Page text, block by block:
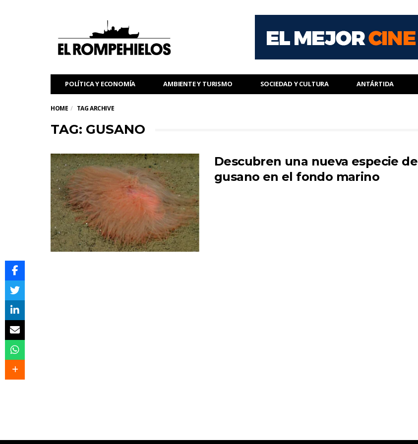
POLÍTICA Y ECONOMÍA AMBIENTE Y TURISMO SOCIEDAD Y CULTURA ANTÁRTIDA
HOME TAG ARCHIVE
TAG: GUSANO
Descubren una nueva especie de
gusano en el fondo marino